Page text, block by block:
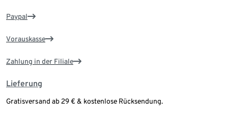
Paypal
Vorauskasse
Zahlung in der Filiale
Lieferung
Gratisversand ab 29 € & kostenlose Rücksendung.